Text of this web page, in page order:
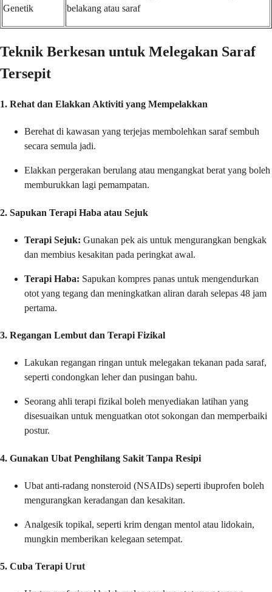
Genetik
belakang atau saraf
Teknik Berkesan untuk Melegakan Saraf
Tersepit
1. Rehat dan Elakkan Aktiviti yang Mempelakkan
Berehat di kawasan yang terjejas membolehkan saraf sembuh
secara semula jadi.
Elakkan pergerakan berulang atau mengangkat berat yang boleh
memburukkan lagi pemampatan.
2. Sapukan Terapi Haba atau Sejuk
Terapi Sejuk: Gunakan pek ais untuk mengurangkan bengkak
dan membius kesakitan pada peringkat awal.
Terapi Haba: Sapukan kompres panas untuk mengendurkan
otot yang tegang dan meningkatkan aliran darah selepas 48 jam
pertama.
3. Regangan Lembut dan Terapi Fizikal
Lakukan regangan ringan untuk melegakan tekanan pada saraf,
seperti condongkan leher dan pusingan bahu.
Seorang ahli terapi fizikal boleh menyediakan latihan yang
disesuaikan untuk menguatkan otot sokongan dan memperbaiki
postur.
4. Gunakan Ubat Penghilang Sakit Tanpa Resipi
Ubat anti-radang nonsteroid (NSAIDs) seperti ibuprofen boleh
mengurangkan keradangan dan kesakitan.
Analgesik topikal, seperti krim dengan mentol atau lidokain,
mungkin memberikan kelegaan setempat.
5. Cuba Terapi Urut